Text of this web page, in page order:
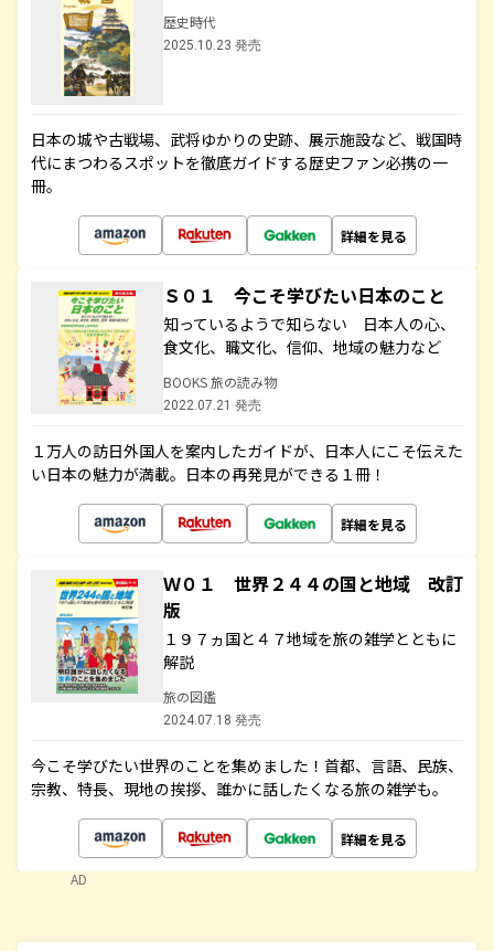
歴史時代
2025.10.23 発売
日本の城や古戦場、武将ゆかりの史跡、展示施設など、戦国時
代にまつわるスポットを徹底ガイドする歴史ファン必携の一
冊。
詳細を見る
Ｓ０１ 今こそ学びたい日本のこと
知っているようで知らない 日本人の心、
食文化、職文化、信仰、地域の魅力など
BOOKS 旅の読み物
2022.07.21 発売
１万人の訪日外国人を案内したガイドが、日本人にこそ伝えた
い日本の魅力が満載。日本の再発見ができる１冊！
詳細を見る
Ｗ０１ 世界２４４の国と地域 改訂
版
１９７ヵ国と４７地域を旅の雑学とともに
解説
旅の図鑑
2024.07.18 発売
今こそ学びたい世界のことを集めました！首都、言語、民族、
宗教、特長、現地の挨拶、誰かに話したくなる旅の雑学も。
詳細を見る
AD